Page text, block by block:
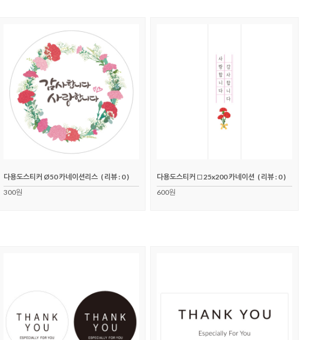
다용도스티커 Ø50 카네이션리스 ( 리뷰 : 0 )
300원
다용도스티커 □25x200 카네이션 ( 리뷰 : 0 )
600원